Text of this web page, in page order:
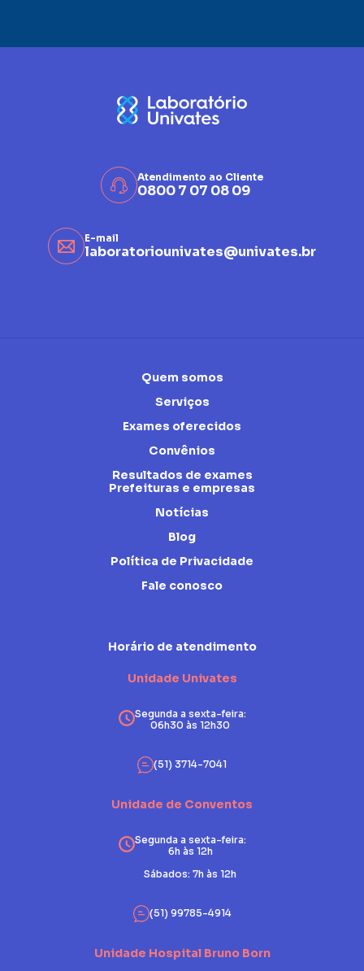
Atendimento ao Cliente
0800 7 07 08 09
E-mail
laboratoriounivates@univates.br
Quem somos
Serviços
Exames oferecidos
Convênios
Resultados de exames
Prefeituras e empresas
Notícias
Blog
Política de Privacidade
Fale conosco
Horário de atendimento
Unidade Univates
Segunda a sexta-feira:
06h30 às 12h30
(51) 3714-7041
Unidade de Conventos
Segunda a sexta-feira:
6h às 12h
Sábados: 7h às 12h
(51) 99785-4914
Unidade Hospital Bruno Born